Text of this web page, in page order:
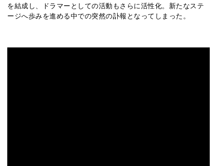
を結成し、ドラマーとしての活動もさらに活性化。新たなステ
ージへ歩みを進める中での突然の訃報となってしまった。